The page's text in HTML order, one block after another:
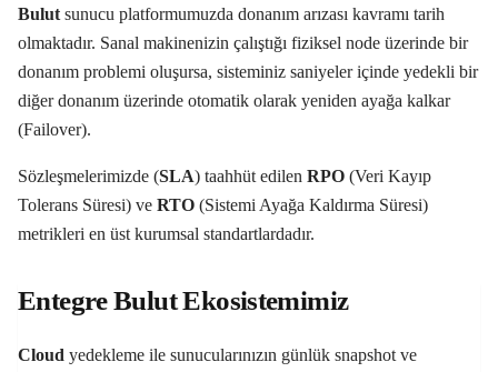
Bulut sunucu platformumuzda donanım arızası kavramı tarih
olmaktadır. Sanal makinenizin çalıştığı fiziksel node üzerinde bir
donanım problemi oluşursa, sisteminiz saniyeler içinde yedekli bir
diğer donanım üzerinde otomatik olarak yeniden ayağa kalkar
(Failover).
Sözleşmelerimizde (SLA) taahhüt edilen RPO (Veri Kayıp
Tolerans Süresi) ve RTO (Sistemi Ayağa Kaldırma Süresi)
metrikleri en üst kurumsal standartlardadır.
Entegre Bulut Ekosistemimiz
Cloud yedekleme ile sunucularınızın günlük snapshot ve